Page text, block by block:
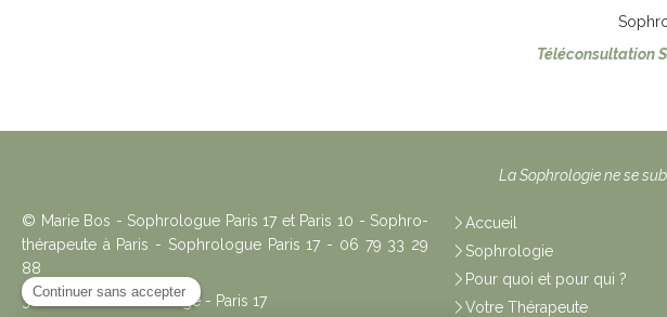
Téléconsultation
La Sophrologie ne se
© Marie Bos - Sophrologue Paris 17 et Paris 10 - Sophro-
thérapeute à Paris - Sophrologue Paris 17 - 06 79 33 29
88
3 rue Anatole de la Forge - Paris 17
Accueil
Sophrologie
Pour quoi et pour qui ?
Votre Thérapeute